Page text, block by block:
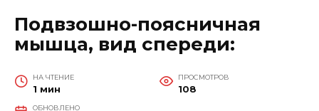
Подвзошно-поясничная
мышца, вид спереди:
НА ЧТЕНИЕ
1 мин
ПРОСМОТРОВ
108
ОБНОВЛЕНО